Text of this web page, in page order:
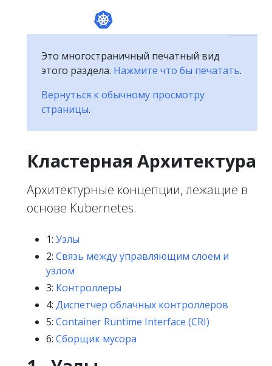
Это многостраничный печатный вид
этого раздела. Нажмите что бы печатать.
Вернуться к обычному просмотру
страницы.
Кластерная Архитектура
Архитектурные концепции, лежащие в
основе Kubernetes.
1: Узлы
2: Связь между управляющим слоем и
узлом
3: Контроллеры
4: Диспетчер облачных контроллеров
5: Container Runtime Interface (CRI)
6: Сборщик мусора